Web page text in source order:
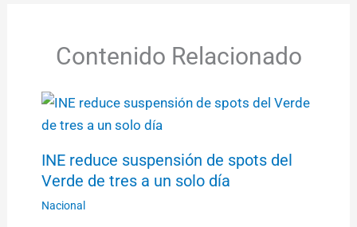
Contenido Relacionado
INE reduce suspensión de spots del
Verde de tres a un solo día
Nacional